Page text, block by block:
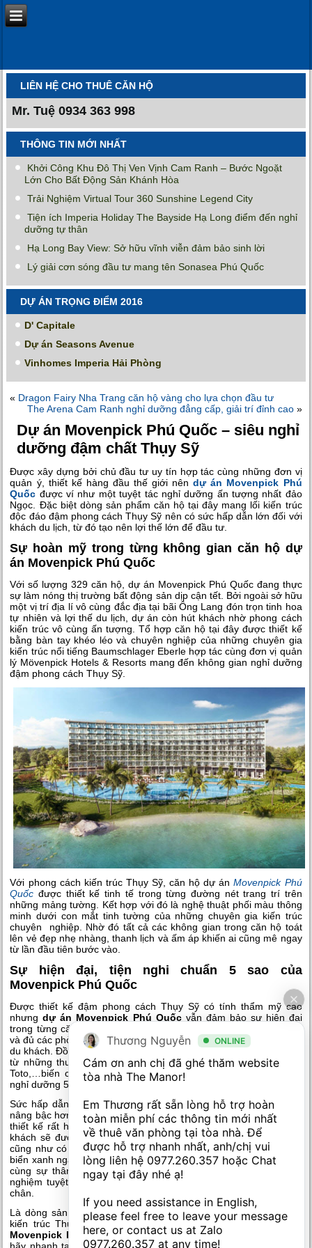
LIÊN HỆ CHO THUÊ CĂN HỘ
Mr. Tuệ 0934 363 998
THÔNG TIN MỚI NHẤT
Khởi Công Khu Đô Thị Ven Vịnh Cam Ranh – Bước Ngoặt
Lớn Cho Bất Động Sản Khánh Hòa
Trải Nghiệm Virtual Tour 360 Sunshine Legend City
Tiện ích Imperia Holiday The Bayside Hạ Long điểm đến nghỉ
dưỡng tự thân
Hạ Long Bay View: Sở hữu vĩnh viễn đảm bảo sinh lời
Lý giải cơn sóng đầu tư mang tên Sonasea Phú Quốc
DỰ ÁN TRỌNG ĐIỂM 2016
D' Capitale
Dự án Seasons Avenue
Vinhomes Imperia Hải Phòng
« Dragon Fairy Nha Trang căn hộ vàng cho lựa chọn đầu tư
The Arena Cam Ranh nghỉ dưỡng đẳng cấp, giải trí đỉnh cao»
Dự án Movenpick Phú Quốc – siêu nghỉ
dưỡng đậm chất Thụy Sỹ
Được xây dựng bởi chủ đầu tư uy tín hợp tác cùng những đơn vị
quản ý, thiết kế hàng đầu thế giới nêndự án Movenpick Phú
Quốc được ví như một tuyệt tác nghỉ dưỡng ấn tượng nhất đảo
Ngọc. Đặc biệt dòng sản phẩm căn hộ tại đây mang lối kiến trúc
độc đáo đậm phong cách Thụy Sỹ nên có sức hấp dẫn lớn đối với
khách du lịch, từ đó tạo nên lợi thế lớn để đầu tư.
Sự hoàn mỹ trong từng không gian căn hộ dự
án Movenpick Phú Quốc
Với số lượng 329 căn hộ, dự án Movenpick Phú Quốcđang thực
sự làm nóng thị trường bất động sản dịp cận tết. Bởi ngoài sở hữu
một vị trí địa lí vô cùng đắc địa tại bãi Ông Lang đón trọn tinh hoa
tự nhiên và lợi thế du lịch, dự án còn hút khách nhờ phong cách
kiến trúc vô cùng ấn tượng. Tổ hợp căn hộ tại đây được thiết kế
bằng bàn tay khéo léo và chuyên nghiệp của những chuyên gia
kiến trúc nổi tiếng Baumschlager Eberle hợp tác cùng đơn vị quản
lý Mövenpick Hotels & Resorts mang đến không gian nghỉ dưỡng
đậm phong cách Thụy Sỹ.
Với phong cách kiến trúc Thụy Sỹ, căn hộdự ánMovenpick Phú
Quốc được thiết kế tinh tế trong từng đường nét trang trí trên
những mảng tường. Kết hợp với đó là nghệ thuật phối màu thông
minh dưới con mắt tinh tường của những chuyên gia kiến trúc
chuyên nghiệp. Nhờ đó tất cả các không gian trong căn hộ toát
lên vẻ đẹp nhẹ nhàng, thanh lịch và ấm áp khiến ai cũng mê ngay
từ lần đầu tiên bước vào.
Sự hiện đại, tiện nghi chuẩn 5 sao của
Movenpick Phú Quốc
Được thiết kế đậm phong cách Thụy Sỹ có tính thẩm mỹ cao
nhưngdự án Movenpick Phú Quốcvẫn đảm bảo sự hiện đại
trong từng căn hộ. Các căn gồm nhiều mức diện tích khác nhau
và đủ các phòng chức năng đáp ứng mọi nhu cầu nghỉ dưỡng của
du khách. Đồng thời nội thất trong từng không gian được chọn lựa
từ những thương hiệu nổi tiếng hàng đầu thế giới như: Kohler,
Toto,…biến căn hộ trở nên sang trọng và trở thành sản phẩm
nghỉ dưỡng 5 sao nổi bật nhất Phú Quốc.
Sức hấp dẫn của căn hộ dự án Movenpick Phú Quốc còn được
nâng bậc hơn nữa khi tất cả các căn đều sở hữu tầm view biển và
thiết kế rất hòa hợp với tự nhiên. Từ đó nghỉ dưỡng tại đây du
khách sẽ được cảm nhận trọn vẹn những tinh hoa của tự nhiên
cũng như có thể chiêm ngưỡng vẻ đẹp quyến rũ, mộng mơ của
biển xanh ngay tại chính căn hộ. Với phong cách hiện đại kết hợp
cùng sự thân thiện với thiên nhiên hứa hẹn sẽ mang đến trải
nghiệm tuyệt vời chưa từng có thu hút đông đảo du khách dừng
chân.
Là dòng sản phẩm nghỉ dưỡng cao cấp mang đậm phong cách
kiến trúc Thụy Sỹ rất hút khách, cộng với giá căn hộ dự án
Movenpick Phú Quốchấp dẫn chỉ từ 600 triệu quý khách hàng
Thương Nguyễn ONLINE
Cám ơn anh chị đã ghé thăm website
tòa nhà The Manor!
Em Thương rất sẵn lòng hỗ trợ hoàn
toàn miễn phí các thông tin mới nhất
về thuê văn phòng tại tòa nhà. Để
được hỗ trợ nhanh nhất, anh/chị vui
lòng liên hệ 0977.260.357 hoặc Chat
ngay tại đây nhé ạ!
If you need assistance in English,
please feel free to leave your message
0977.260.357 at any time!